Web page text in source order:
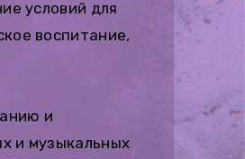
условий для
воспитание,
и
и музыкальных